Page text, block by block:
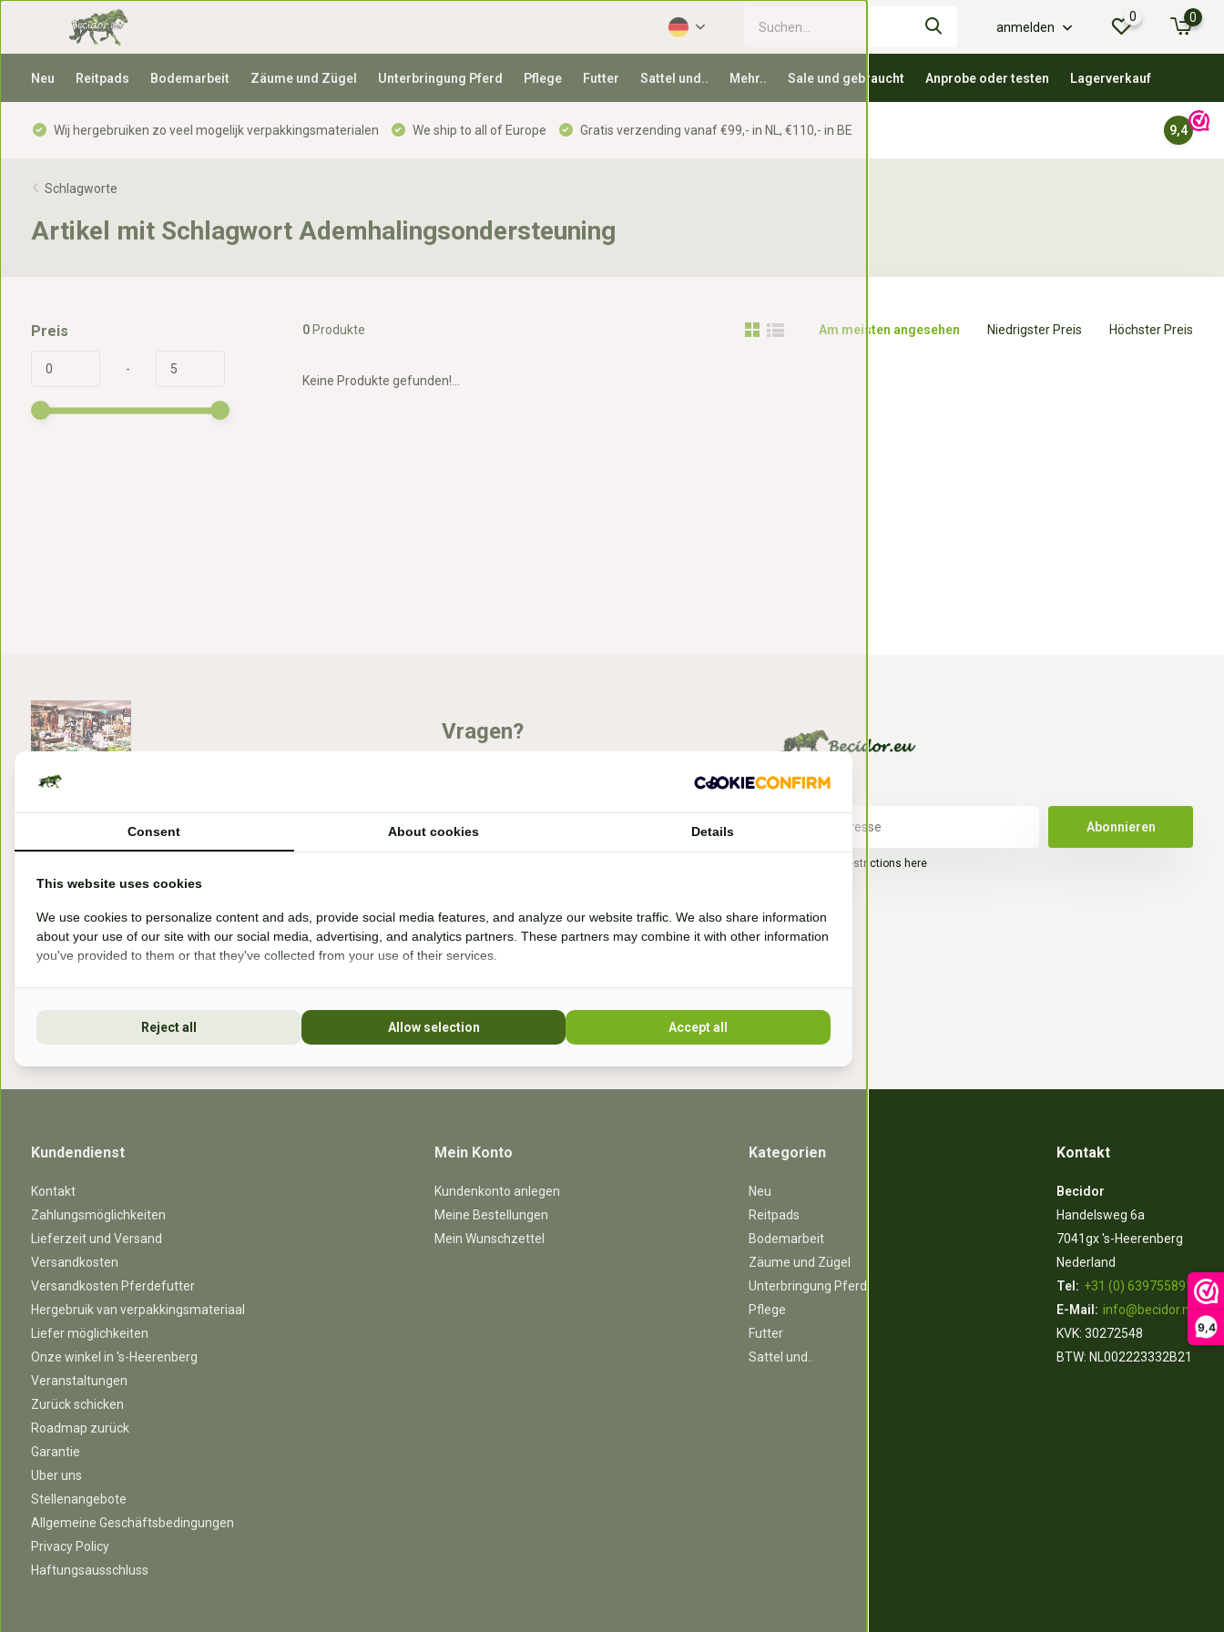
9,4
anmelden
0 0
Neu Reitpads Bodemarbeit Zäume und Zügel Unterbringung Pferd Pflege Futter Sattel und.. Mehr.. Sale und gebraucht Anprobe oder testen Lagerverkauf
Wij hergebruiken zo veel mogelijk verpakkingsmaterialen We ship to all of Europe Gratis verzending vanaf €99,- in NL, €110,- in BE 9,4
Schlagworte
Artikel mit Schlagwort Ademhalingsondersteuning
Preis
-
0Produkte Am meisten angesehen Niedrigster Preis Höchster Preis
Keine Produkte gefunden!...
Bezoek onze winkel
7041gx 's-Heerenberg
aan de Duitse grens, aan de A12/A3
Vragen?
Ik help je graag. Ik probeer veel producten zelf
10 jaar ijzerloos en wonen in een paddock
paradise. Sinds 20
+31 (0) 639755891
Abonnieren
* Read legal restrictions here
Kundendienst
Kontakt
Zahlungsmöglichkeiten
Lieferzeit und Versand
Versandkosten
Versandkosten Pferdefutter
Hergebruik van verpakkingsmateriaal
Liefer möglichkeiten
Onze winkel in 's-Heerenberg
Veranstaltungen
Zurück schicken
Roadmap zurück
Garantie
Uber uns
Stellenangebote
Allgemeine Geschäftsbedingungen
Privacy Policy
Haftungsausschluss
Mein Konto
Kundenkonto anlegen
Meine Bestellungen
Mein Wunschzettel
Kategorien
Neu
Reitpads
Bodemarbeit
Zäume und Zügel
Unterbringung Pferd
Pflege
Futter
Sattel und..
Kontakt
Becidor
Handelsweg 6a
7041gx 's-Heerenberg
Nederland
Tel: +31 (0) 639755891
E-Mail: info@becidor.nl
KVK: 30272548
BTW: NL002223332B21
Consent About cookies Details
This website uses cookies
We use cookies to personalize content and ads, provide social media features, and analyze our website traffic. We also share information
about your use of our site with our social media, advertising, and analytics partners. These partners may combine it with other information
you've provided to them or that they've collected from your use of their services.
Reject all Allow selection Accept all